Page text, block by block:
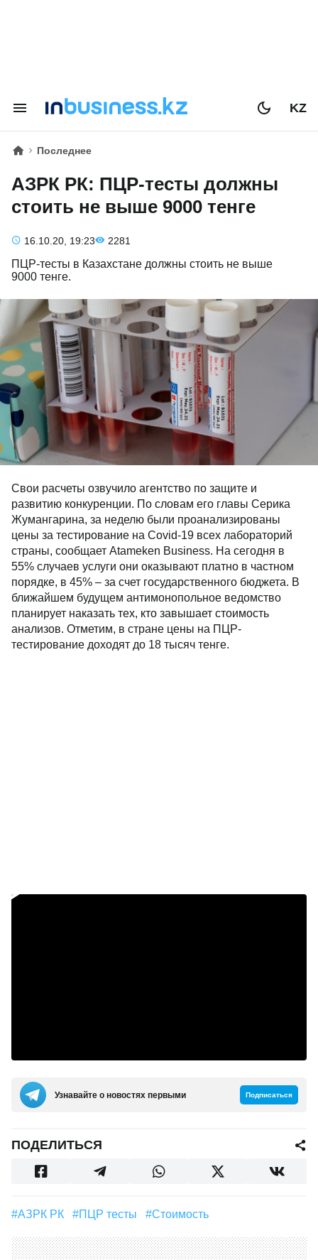
KZ
Последнее
АЗРК РК: ПЦР-тесты должны
стоить не выше 9000 тенге
16.10.20, 19:23 2281
ПЦР-тесты в Казахстане должны стоить не выше
9000 тенге.
Свои расчеты озвучило агентство по защите и
развитию конкуренции. По словам его главы Серика
Жумангарина, за неделю были проанализированы
цены за тестирование на Covid-19 всех лабораторий
страны, сообщает Atameken Business. На сегодня в
55% случаев услуги они оказывают платно в частном
порядке, в 45% – за счет государственного бюджета. В
ближайшем будущем антимонопольное ведомство
планирует наказать тех, кто завышает стоимость
анализов. Отметим, в стране цены на ПЦР-
тестирование доходят до 18 тысяч тенге.
Узнавайте о новостях первыми Подписаться
ПОДЕЛИТЬСЯ
#АЗРК РК #ПЦР тесты #стоимость